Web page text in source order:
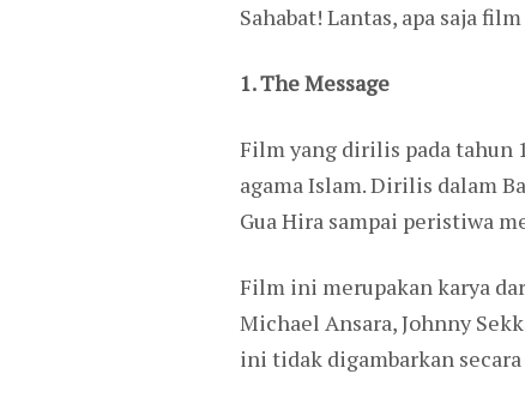
Sahabat! Lantas, apa saja
1. The Message
Film yang dirilis pada tahun
agama Islam. Dirilis dalam
Gua Hira sampai peristiwa
Film ini merupakan karya
Michael Ansara, Johnny
ini tidak digambarkan